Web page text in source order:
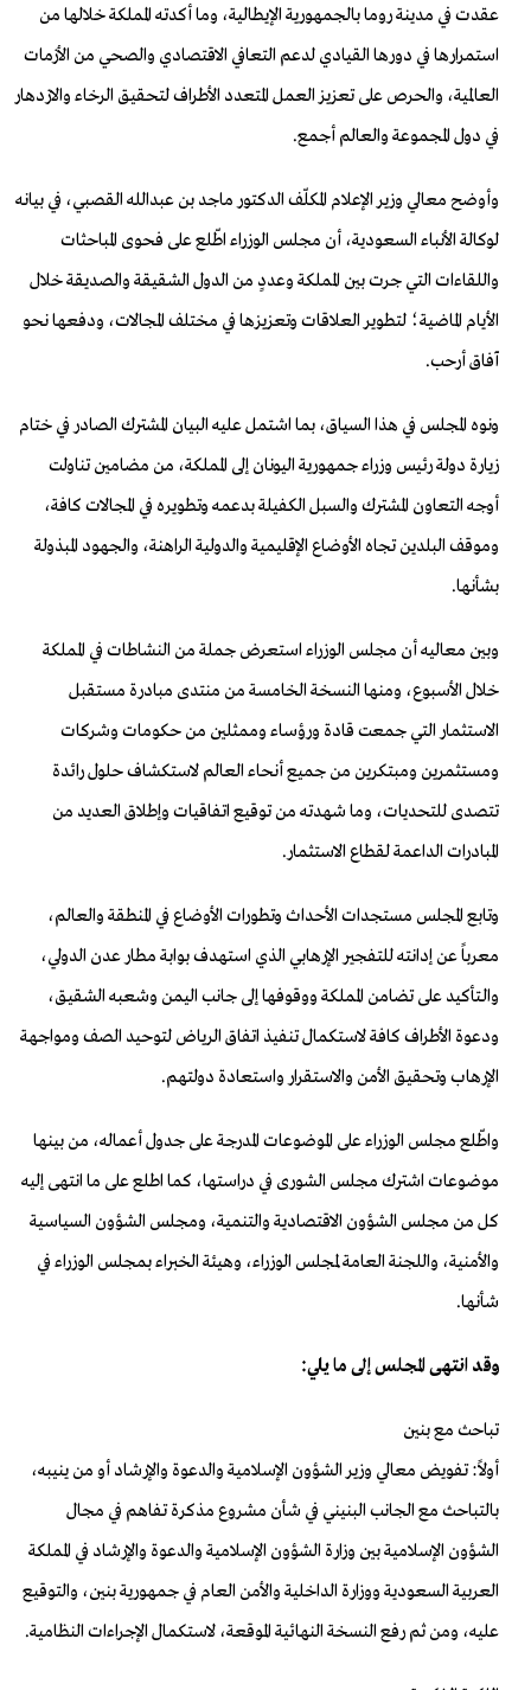
عقدت في مدينة روما بالجمهورية الإيطالية، وما أكدته المملكة خلالها من
استمرارها في دورها القيادي لدعم التعافي الاقتصادي والصحي من الأزمات
العالمية، والحرص على تعزيز العمل المتعدد الأطراف لتحقيق الرخاء والازدهار
في دول المجموعة والعالم أجمع.
وأوضح معالي وزير الإعلام المكلّف الدكتور ماجد بن عبدالله القصبي، في بيانه
لوكالة الأنباء السعودية، أن مجلس الوزراء اطّلع على فحوى المباحثات
واللقاءات التي جرت بين المملكة وعددٍ من الدول الشقيقة والصديقة خلال
الأيام الماضية؛ لتطوير العلاقات وتعزيزها في مختلف المجالات، ودفعها نحو
آفاق أرحب.
ونوه المجلس في هذا السياق، بما اشتمل عليه البيان المشترك الصادر في ختام
زيارة دولة رئيس وزراء جمهورية اليونان إلى المملكة، من مضامين تناولت
أوجه التعاون المشترك والسبل الكفيلة بدعمه وتطويره في المجالات كافة،
وموقف البلدين تجاه الأوضاع الإقليمية والدولية الراهنة، والجهود المبذولة
بشأنها.
وبين معاليه أن مجلس الوزراء استعرض جملة من النشاطات في المملكة
خلال الأسبوع، ومنها النسخة الخامسة من منتدى مبادرة مستقبل
الاستثمار التي جمعت قادة ورؤساء وممثلين من حكومات وشركات
ومستثمرين ومبتكرين من جميع أنحاء العالم لاستكشاف حلول رائدة
تتصدى للتحديات، وما شهدته من توقيع اتفاقيات وإطلاق العديد من
المبادرات الداعمة لقطاع الاستثمار.
وتابع المجلس مستجدات الأحداث وتطورات الأوضاع في المنطقة والعالم،
معرباً عن إدانته للتفجير الإرهابي الذي استهدف بوابة مطار عدن الدولي،
والـتأكيد على تضامن المملكة ووقوفها إلى جانب اليمن وشعبه الشقيق،
ودعوة الأطراف كافة لاستكمال تنفيذ اتفاق الرياض لتوحيد الصف ومواجهة
الإرهاب وتحقيق الأمن والاستقرار واستعادة دولتهم.
واطّلع مجلس الوزراء على الموضوعات المدرجة على جدول أعماله، من بينها
موضوعات اشترك مجلس الشورى في دراستها، كما اطلع على ما انتهى إليه
كل من مجلس الشؤون الاقتصادية والتنمية، ومجلس الشؤون السياسية
والأمنية، واللجنة العامة لمجلس الوزراء، وهيئة الخبراء بمجلس الوزراء في
شأنها.
وقد انتهى المجلس إلى ما يلي:
تباحث مع بنين
أولاً: تفويض معالي وزير الشؤون الإسلامية والدعوة والإرشاد أو من ينيبه،
بالتباحث مع الجانب البنيني في شأن مشروع مذكرة تفاهم في مجال
الشؤون الإسلامية بين وزارة الشؤون الإسلامية والدعوة والإرشاد في المملكة
العربية السعودية ووزارة الداخلية والأمن العام في جمهورية بنين، والتوقيع
عليه، ومن ثم رفع النسخة النهائية الموقعة، لاستكمال الإجراءات النظامية.